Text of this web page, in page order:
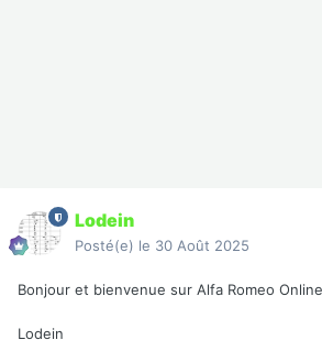
Lodein
Posté(e) le 30 Août 2025
Bonjour et bienvenue sur Alfa Romeo Online
Lodein